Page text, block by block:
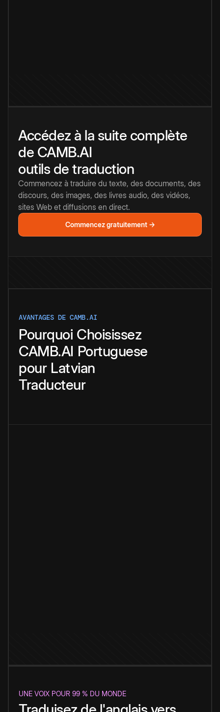
Accédez à la suite complète
de CAMB.AI
outils de traduction
Commencez à traduire du texte, des documents, des
discours, des images, des livres audio, des vidéos,
sites Web et diffusions en direct.
Commencez gratuitement →
AVANTAGES DE CAMB.AI
Pourquoi Choisissez
CAMB.AI Portuguese
pour Latvian
Traducteur
UNE VOIX POUR 99 % DU MONDE